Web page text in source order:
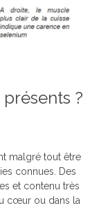
?
malgré tout être
connues. Des
et contenu très
cœur ou dans la